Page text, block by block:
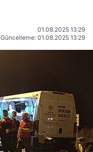
01.08.2025 13:29
Güncelleme: 01.08.2025 13:29